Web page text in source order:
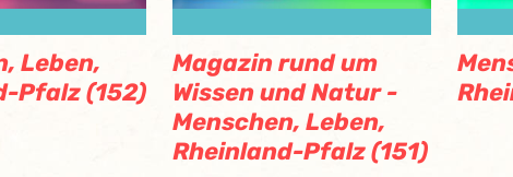
Leben,
Pfalz (152)
Magazin rund um
Wissen und Natur -
Menschen, Leben,
Rheinland-Pfalz (151)